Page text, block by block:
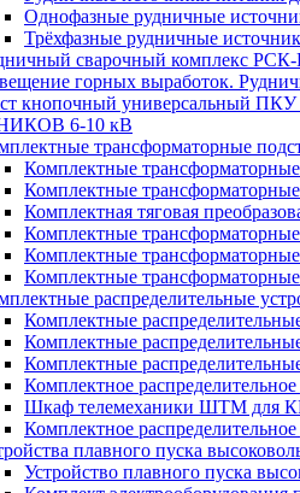
Однофазные рудничные
Трёхфазные рудничные
сварочный комплекс
горных выработок.
кнопочный универсальный ПКУ
6-10 кВ
трансформаторные
Комплектные
Комплектные
Комплектная тяговая
Комплектные
Комплектные
Комплектные
распределительные
Комплектные
Комплектные
Комплектные
Комплектное
Шкаф телемеханики ШТМ для
Комплектное
плавного пуска
Устройство плавного пуска